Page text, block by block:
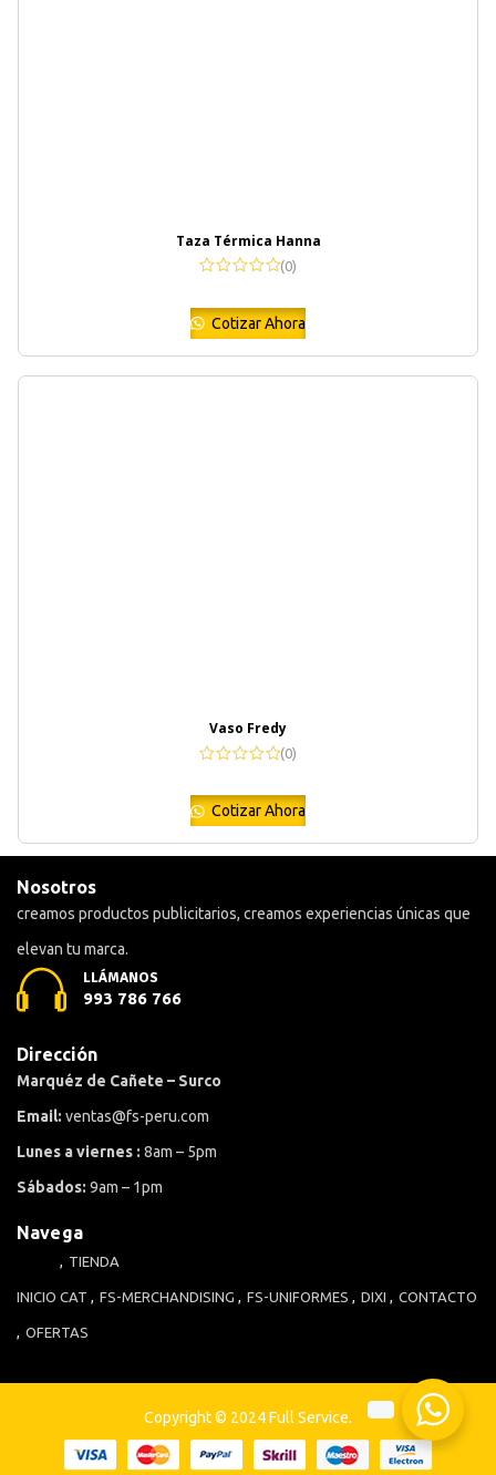
Taza Térmica Hanna
(0)
Cotizar Ahora
Vaso Fredy
(0)
Cotizar Ahora
Nosotros
creamos productos publicitarios, creamos experiencias únicas que
elevan tu marca.
LLÁMANOS
993 786 766
Dirección
Marquéz de Cañete – Surco
Email: ventas@fs-peru.com
Lunes a viernes : 8am – 5pm
Sábados: 9am – 1pm
Navega
INICIO
TIENDA
CAT FS-MERCHANDISING FS-UNIFORMES DIXI CONTACTO
OFERTAS
Copyright © 2024 Full Service.